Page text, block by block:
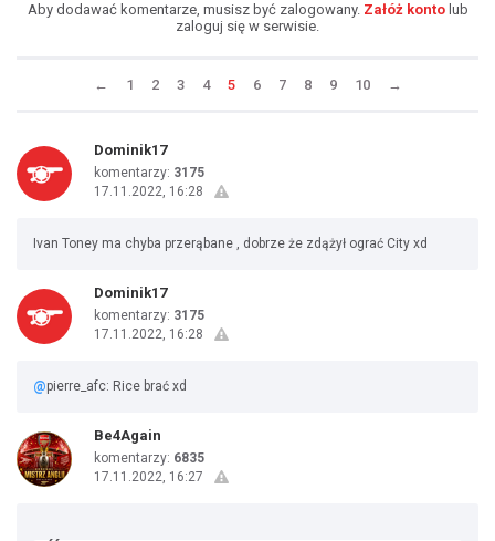
Aby dodawać komentarze, musisz być zalogowany. Załóż kontolub
zaloguj się w serwisie.
← 1 2 3 4 5 6 7 8 9 10 →
Dominik17
komentarzy: 3175
17.11.2022, 16:28
Ivan Toney ma chyba przerąbane , dobrze że zdążył ograć City xd
Dominik17
komentarzy: 3175
17.11.2022, 16:28
@pierre_afc: Rice brać xd
Be4Again
komentarzy: 6835
17.11.2022, 16:27